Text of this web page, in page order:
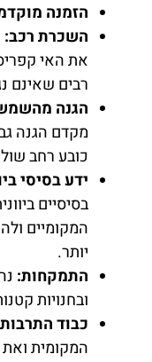
הזמנה
השכרת רכב:
את האי
רבים שאינם
הגנה
מקדם הגנה
כובע רחב
ידע בסיסי
בסיסיים
המקומיים
יותר.
התמקחות:
ובחנויות
כבוד
המקומית